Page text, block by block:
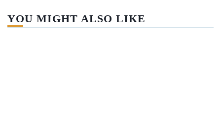
YOU MIGHT ALSO LIKE